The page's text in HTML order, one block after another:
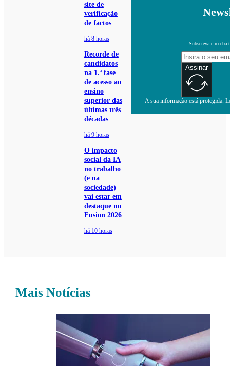
site de
verificação
de factos
há 8 horas
Recorde de
candidatos
na 1.ª fase
de acesso ao
ensino
superior das
últimas três
décadas
há 9 horas
O impacto
social da IA
no trabalho
(e na
sociedade)
vai estar em
destaque no
Fusion 2026
há 10 horas
Subscreva e receba
Assinar
A sua informação está protegida.
Mais Notícias